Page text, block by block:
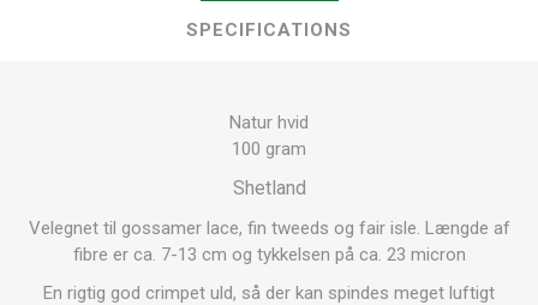
SPECIFICATIONS
Natur hvid
100 gram
Shetland
Velegnet til gossamer lace, fin tweeds og fair isle. Længde af
fibre er ca. 7-13 cm og tykkelsen på ca. 23 micron
En rigtig god crimpet uld, så der kan spindes meget luftigt